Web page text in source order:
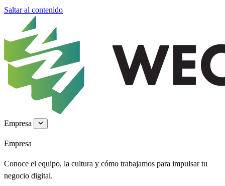
Saltar al contenido
Empresa
Empresa
Conoce el equipo, la cultura y cómo trabajamos para impulsar tu
negocio digital.